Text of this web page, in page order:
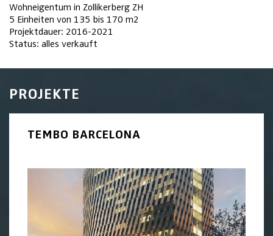
Wohneigentum in Zollikerberg ZH
5 Einheiten von 135 bis 170 m2
Projektdauer: 2016-2021
Status: alles verkauft
PROJEKTE
TEMBO BARCELONA